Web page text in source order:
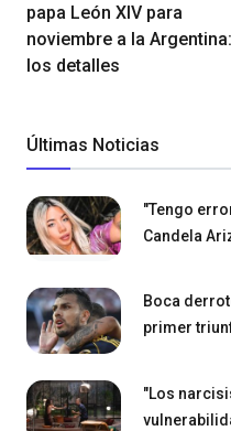
papa León XIV para
noviembre a la Argentina:
los detalles
Últimas Noticias
"Tengo
Candela
Boca
primer
"Los